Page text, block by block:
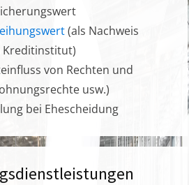
(als Nachweis
Kreditinstitut)
von Rechten und
usw.)
bei Ehescheidung